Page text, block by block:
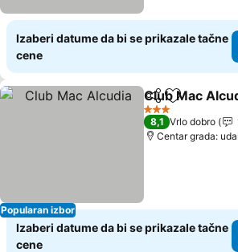
Izaberi datume da bi se prikazale tačne
cene
Popularan izbor
Deli Dodati u
Club Mac
3 Zvezdice
8,1 Vrlo dobro
Centar grada:
Izaberi datume da bi se prikazale tačne
cene